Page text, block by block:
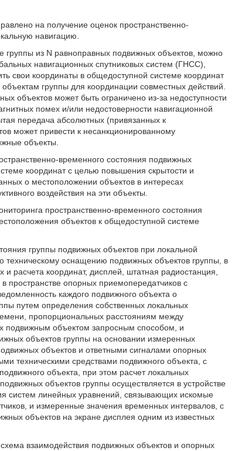
на получение оценок пространственно-
навигацию.
группы из N равноправных подвижных объектов, можно
навигационных спутниковых систем (ГНСС),
свои координаты в общедоступной системе координат
группы для координации совместных действий.
объектов может быть ограничено из-за недоступности
помех и/или недостоверности навигационной
передача абсолютных (привязанных к
может привести к несанкционированному
объекты.
временного состояния подвижных
координат с целью повышения скрытости и
о местоположении объектов в интересах
воздействия на эти объекты.
пространственно-временного состояния
объектов к общедоступной системе
группы подвижных объектов при локальной
техническому оснащению подвижных объектов группы, в
и расчета координат, дисплей, штатная радиостанция,
пространстве опорных приемопередатчиков с
каждого подвижного объекта о
путем определения собственных локальных
пропорциональных расстояниям между
объектом запросным способом, и
объектов группы на основании измеренных
объектов и ответными сигналами опорных
техническими средствами подвижного объекта, с
объекта, при этом расчет локальных
объектов группы осуществляется в устройстве
систем линейных уравнений, связывающих искомые
и измеренные значения временных интервалов, с
объектов на экране дисплея одним из известных
взаимодействия подвижных объектов и опорных